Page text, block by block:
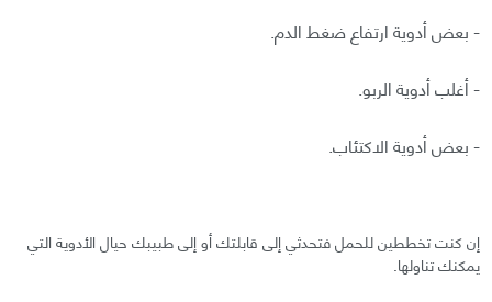
- بعض أدوية ارتفاع ضغط الدم.
- أغلب أدوية الربو.
- بعض أدوية الاكتئاب.
إن كنت تخططين للحمل فتحدثي إلى قابلتك أو إلى طبيبك حيال الأدوية التي
يمكنك تناولها.